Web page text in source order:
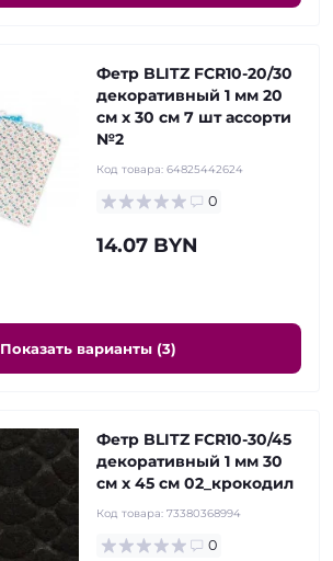
Фетр BLITZ FCR10-20/30
декоративный 1 мм 20
см х 30 см 7 шт ассорти
№2
Код товара: 64825442624
0
14.07 BYN
Показать варианты (3)
Фетр BLITZ FCR10-30/45
декоративный 1 мм 30
см х 45 см 02_крокодил
Код товара: 73380368994
0